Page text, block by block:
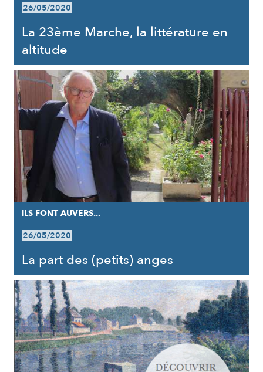
26/05/2020
La 23ème Marche, la littérature en
altitude
ILS FONT AUVERS...
26/05/2020
La part des (petits) anges